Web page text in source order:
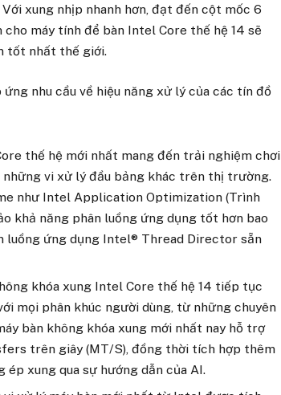
Với xung nhịp nhanh hơn, đạt đến cột mốc 6
máy tính để bàn Intel Core thế hệ 14 sẽ
tốt nhất thế giới.
nhu cầu về hiệu năng xử lý của các tín đồ
thế hệ mới nhất mang đến trải nghiệm chơi
những vi xử lý đầu bảng khác trên thị trường.
như Intel Application Optimization (Trình
khả năng phân luồng ứng dụng tốt hơn bao
luồng ứng dụng Intel® Thread Director sẵn
khóa xung Intel Core thế hệ 14 tiếp tục
mọi phân khúc người dùng, từ những chuyên
bàn không khóa xung mới nhất nay hỗ trợ
trên giây (MT/S), đồng thời tích hợp thêm
xung qua sự hướng dẫn của AI.